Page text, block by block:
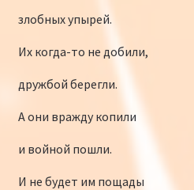
злобных упырей.
Их когда-то не добили,
дружбой берегли.
А они вражду копили
и войной пошли.
И не будет им пощады